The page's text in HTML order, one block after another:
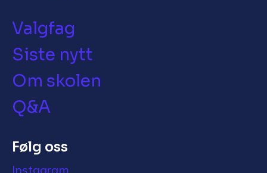
Valgfag
Siste nytt
Om skolen
Q&A
Følg oss
Instagram